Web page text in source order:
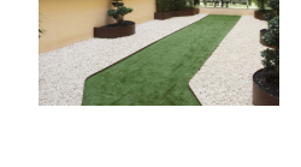
100 - 200 EUR
200 - 300 EUR
300+ EUR